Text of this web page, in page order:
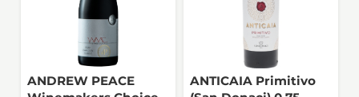
ANDREW PEACE
ANTICAIA Primitivo